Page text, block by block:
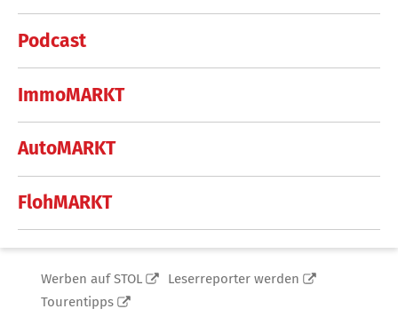
Podcast
ImmoMARKT
AutoMARKT
FlohMARKT
Werben auf STOL
Leserreporter werden
Tourentipps